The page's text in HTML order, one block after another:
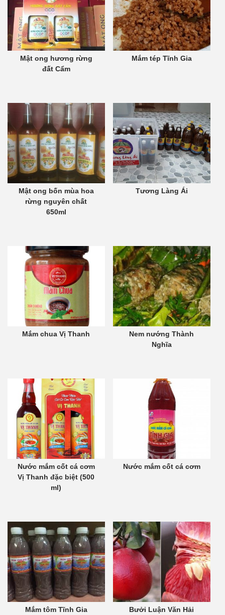
Mật ong hương rừng
đất Cẩm
Mắm tép Tĩnh Gia
Mật ong bốn mùa hoa
rừng nguyên chất
650ml
Tương Làng Ái
Mắm chua Vị Thanh
Nem nướng Thành
Nghĩa
Nước mắm cốt cá cơm
Vị Thanh đặc biệt (500
ml)
Nước mắm cốt cá cơm
Mắm tôm Tĩnh Gia
Bưởi Luận Văn Hải